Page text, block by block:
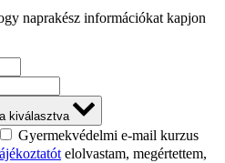
naprakész információkat kapjon
kiválasztva
Gyermekvédelmi e-mail kurzus
elolvastam, megértettem,